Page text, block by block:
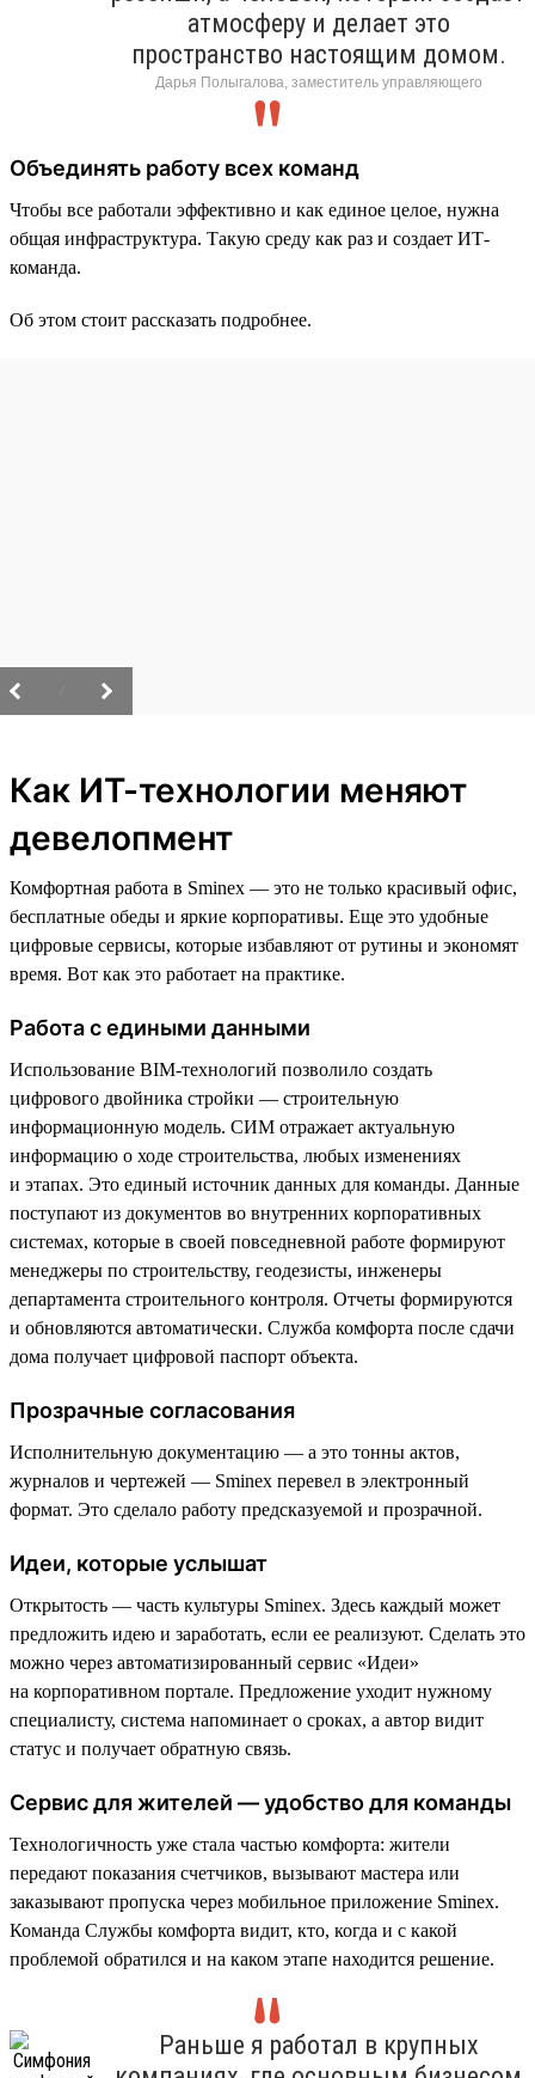
атмосферу и делает это
пространство настоящим домом.
Дарья Полыгалова, заместитель управляющего
Объединять работу всех команд
Чтобы все работали эффективно и как единое целое, нужна
общая инфраструктура. Такую среду как раз и создает ИТ-
команда.
Об этом стоит рассказать подробнее.
Как ИТ-технологии меняют
девелопмент
Комфортная работа в Sminex — это не только красивый офис,
бесплатные обеды и яркие корпоративы. Еще это удобные
цифровые сервисы, которые избавляют от рутины и экономят
время. Вот как это работает на практике.
Работа с едиными данными
Использование BIM-технологий позволило создать
цифрового двойника стройки — строительную
информационную модель. СИМ отражает актуальную
информацию о ходе строительства, любых изменениях
и этапах. Это единый источник данных для команды. Данные
поступают из документов во внутренних корпоративных
системах, которые в своей повседневной работе формируют
менеджеры по строительству, геодезисты, инженеры
департамента строительного контроля. Отчеты формируются
и обновляются автоматически. Служба комфорта после сдачи
дома получает цифровой паспорт объекта.
Прозрачные согласования
Исполнительную документацию — а это тонны актов,
журналов и чертежей — Sminex перевел в электронный
формат. Это сделало работу предсказуемой и прозрачной.
Идеи, которые услышат
Открытость — часть культуры Sminex. Здесь каждый может
предложить идею и заработать, если ее реализуют. Сделать это
можно через автоматизированный сервис «Идеи»
на корпоративном портале. Предложение уходит нужному
специалисту, система напоминает о сроках, а автор видит
статус и получает обратную связь.
Сервис для жителей — удобство для команды
Технологичность уже стала частью комфорта: жители
передают показания счетчиков, вызывают мастера или
заказывают пропуска через мобильное приложение Sminex.
Команда Службы комфорта видит, кто, когда и с какой
проблемой обратился и на каком этапе находится решение.
Раньше я работал в крупных